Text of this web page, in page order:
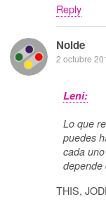
Reply
Noide
2 octubre
Leni:
Lo que
puedes
cada
depende
THIS,